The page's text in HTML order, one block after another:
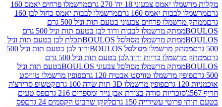
צבעוני 18 יח' 270 גרם
מרשמלו פרחים יאמס 160
יאמס 160 גרם
מרשמלו לבבות יאמס כחול לבן 160
ממתק מרשמלו פרחים צבעוני בטעם תות וניל 500 גרם
ממתק מרשמלו לבבות ורוד לבן בטעם תות וניל 500 גרם
ממתק מרשמלו מסולסל BOULOSתכלת לבן בטעם תות וניל
ממתק מרשמלו מסולסל BOULOSורוד לבן בטעם תות וניל 500
ממתק מרשמלו כריות ורוד,לבן בטעם תות וניל 500 גרם
ממתק מרשמלו מסולסל צבעוני BOULOSבטעם תות וניל
מרשמלו טוויסט אבטיח 120 גרם
פופין מרשמלו טוויסט
פופין מרשמלו 3D תות שדה 100 גרם
קטשופ סרירצ'ה
סוכריות סודה בצורת אבן נייר ומספרים 216 גרם
פס טעים
עשירייה 150 גרם
לקקן שרביט הקסמים 24 גרם
פס